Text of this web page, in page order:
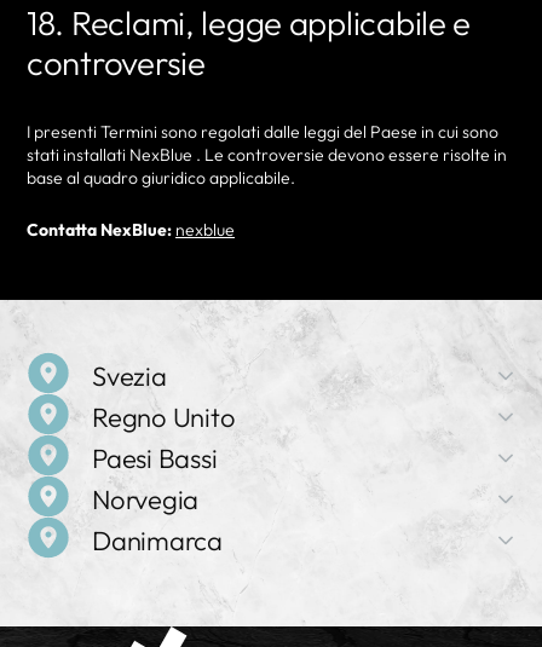
18. Reclami, legge applicabile e
controversie
I presenti Termini sono regolati dalle leggi del Paese in cui sono
stati installati NexBlue . Le controversie devono essere risolte in
base al quadro giuridico applicabile.
Contatta NexBlue: nexblue
Svezia
Nome dell'azienda
NexBlue
Indirizzo
Birger Jarlsgatan 57 C, 113 56 Stoccolma, Svezia
Regno Unito
Nome dell'azienda
NexBlue
Indirizzo
Londra, Regno Unito
Vendite e assistenza
Paesi Bassi
Nome dell'azienda
NexBlue
Frederiklaan 10e, 5616 NH, Eindhoven, Paesi Bassi
Norvegia
Nome dell'azienda
Indirizzo
Danimarca
Nome dell'azienda
NexBlue